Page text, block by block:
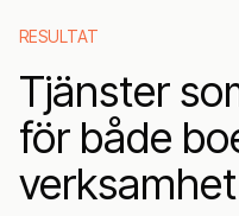
RESULTAT
Tjänster
för både
verksamhet